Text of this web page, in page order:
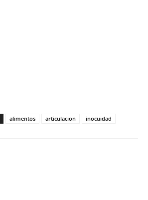
alimentos articulacion
inocuidad